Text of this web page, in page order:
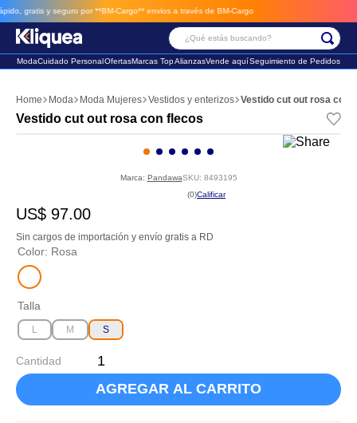
gratis y seguro por **BM-Cargo** envios a través de BM-Cargo
¿Qué estás buscando?
ModaCuidado PersonalOfertasMarcas TopAlianzasVende aquíSeguimiento de Pedidos
Moda Moda Mujeres Vestidos y enterizos Vestido cut out rosa con
Vestido cut out rosa con flecos
Marca: PandawaSKU: 8493195
☆
(0)
US$ 97.00
Sin cargos de importación y envío gratis a RD
Color: Rosa
Talla
L M S
Cantidad
AGREGAR AL CARRITO